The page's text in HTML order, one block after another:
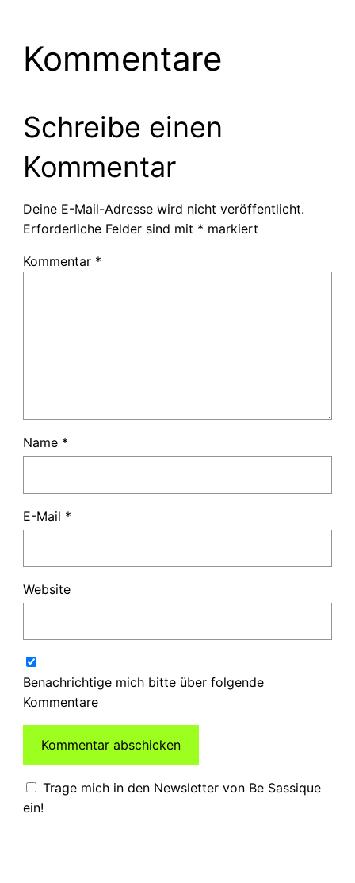
Kommentare
Schreibe einen
Kommentar
Deine E-Mail-Adresse wird nicht veröffentlicht.
Erforderliche Felder sind mit * markiert
Kommentar *
Name *
E-Mail *
Website
Benachrichtige mich bitte über folgende
Kommentare
Trage mich in den Newsletter von Be Sassique
ein!